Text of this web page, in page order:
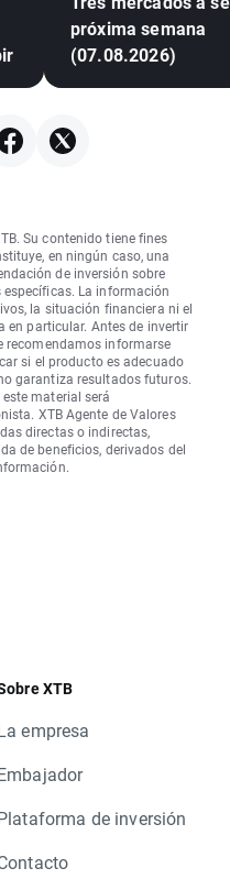
próxima semana
(07.08.2026)
Su contenido tiene fines
en ningún caso, una
de inversión sobre
La información
la situación financiera ni el
en particular. Antes de invertir
recomendamos informarse
si el producto es adecuado
garantiza resultados futuros.
material será
XTB Agente de Valores
directas o indirectas,
de beneficios, derivados del
XTB
empresa
de inversión